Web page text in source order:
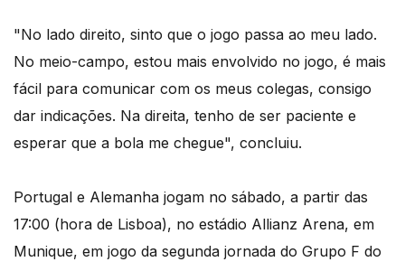
"No lado direito, sinto que o jogo passa ao meu lado.
No meio-campo, estou mais envolvido no jogo, é mais
fácil para comunicar com os meus colegas, consigo
dar indicações. Na direita, tenho de ser paciente e
esperar que a bola me chegue", concluiu.
Portugal e Alemanha jogam no sábado, a partir das
17:00 (hora de Lisboa), no estádio Allianz Arena, em
Munique, em jogo da segunda jornada do Grupo F do